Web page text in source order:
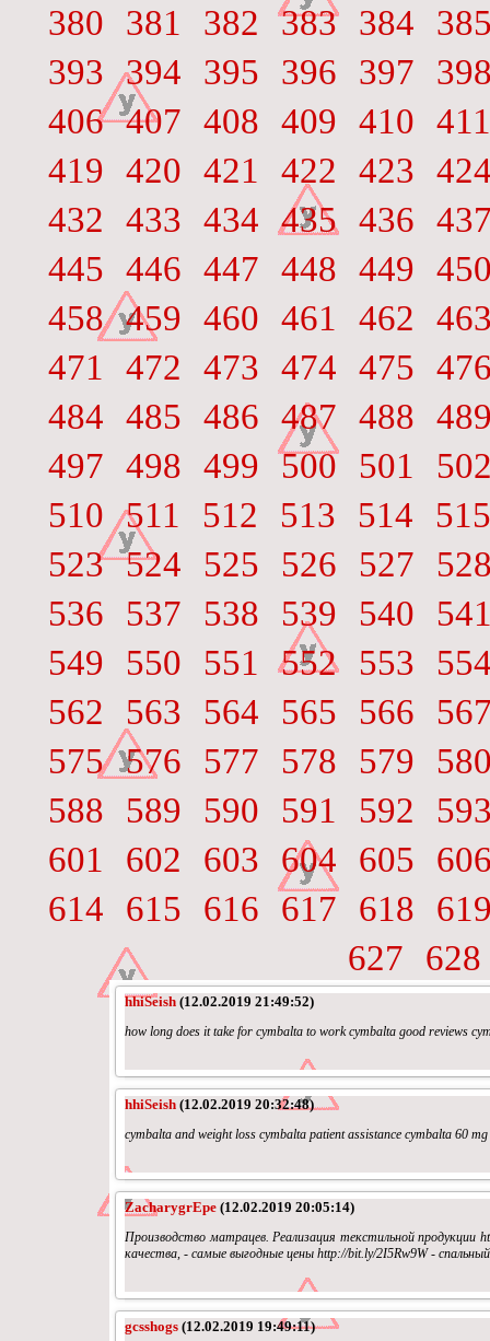
380
381 382 383 384
393 394 395 396 397
406 407 408 409 410 411
419 420 421 422 423
432
433 434 435 436
445 446 447 448 449
458 459 460 461 462
471
472 473 474 475
484 485 486 487 488
497 498 499 500 501
510 511 512 513 514
515
523 524 525 526 527
536
537 538 539 540
549
550 551 552 553
562
563 564 565 566
575 576 577 578 579
588
589 590 591 592
601
602 603 604 605
614
615 616 617 618
627
628
hhiSeish (12.02.2019 21:49:52)
how long does it take for cymbalta to work cymbalta good reviews
hhiSeish (12.02.2019 20:32:48)
cymbalta and weight loss cymbalta patient assistance cymbalta 60
ZacharygrEpe (12.02.2019 20:05:14)
Производство матрацев. Реализация текстильной
качества, - самые выгодные цены http://bit.ly/2I5Rw9W -
gcsshogs (12.02.2019 19:49:11)